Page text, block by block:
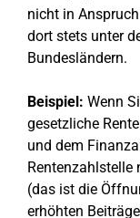
nicht in
dort stets unter
Bundesländern.
Beispiel: Wenn
gesetzliche
und dem
Rentenzahlstelle
(das ist die
erhöhten